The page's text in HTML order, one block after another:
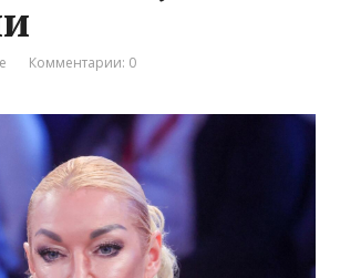
Комментарии: 0